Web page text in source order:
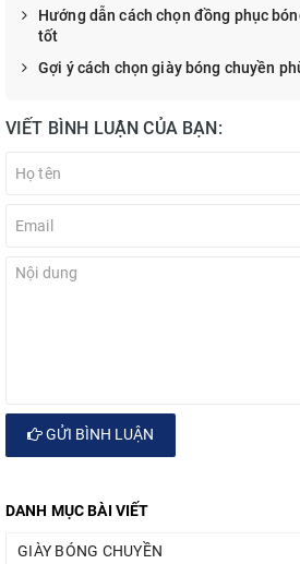
Hướng dẫn cách chọn đồng phục
tốt
Gợi ý cách chọn giày bóng chuyền
VIẾT BÌNH LUẬN CỦA BẠN:
GỬI BÌNH LUẬN
DANH MỤC BÀI VIẾT
GIÀY BÓNG CHUYỀN